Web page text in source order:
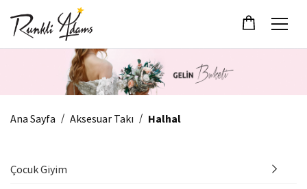
Ana Sayfa / Aksesuar Takı / Halhal
Çocuk Giyim